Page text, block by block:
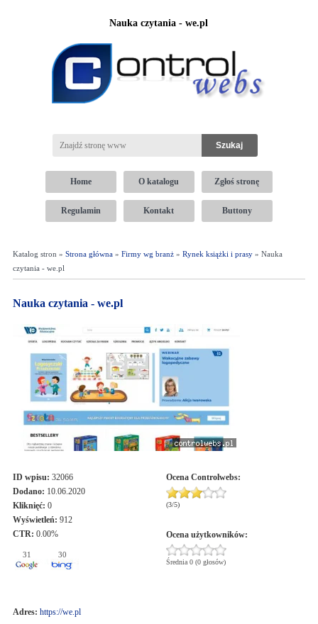
Nauka czytania - we.pl
Home O katalogu Zgłoś stronę
Regulamin Kontakt Buttony
Katalog stron » Strona główna» Firmy wg branż» Rynek książki i prasy» Nauka
czytania - we.pl
Nauka czytania - we.pl
ID wpisu: 32066
Dodano: 10.06.2020
Kliknięć: 0
Wyświetleń: 912
CTR: 0.00%
31 30
Ocena Controlwebs:
(3/5)
Ocena użytkowników:
Średnia 0 (0 głosów)
Adres: https://we.pl